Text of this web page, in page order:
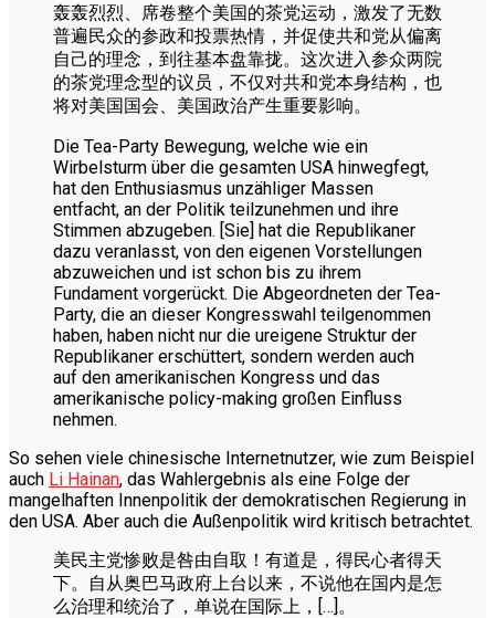
轰轰烈烈、席卷整个美国的茶党运动，激发了无数
普遍民众的参政和投票热情，并促使共和党从偏离
自己的理念，到往基本盘靠拢。这次进入参众两院
的茶党理念型的议员，不仅对共和党本身结构，也
将对美国国会、美国政治产生重要影响。
Die Tea-Party Bewegung, welche wie ein
Wirbelsturm über die gesamten USA hinwegfegt,
hat den Enthusiasmus unzähliger Massen
entfacht, an der Politik teilzunehmen und ihre
Stimmen abzugeben. [Sie] hat die Republikaner
dazu veranlasst, von den eigenen Vorstellungen
abzuweichen und ist schon bis zu ihrem
Fundament vorgerückt. Die Abgeordneten der Tea-
Party, die an dieser Kongresswahl teilgenommen
haben, haben nicht nur die ureigene Struktur der
Republikaner erschüttert, sondern werden auch
auf den amerikanischen Kongress und das
amerikanische policy-making großen Einfluss
nehmen.
So sehen viele chinesische Internetnutzer, wie zum Beispiel
auch Li Hainan, das Wahlergebnis als eine Folge der
mangelhaften Innenpolitik der demokratischen Regierung in
den USA. Aber auch die Außenpolitik wird kritisch betrachtet.
美民主党惨败是咎由自取！有道是，得民心者得天
下。自从奥巴马政府上台以来，不说他在国内是怎
么治理和统治了，单说在国际上，[…]。